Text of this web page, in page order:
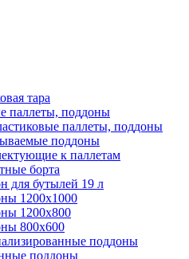
тара
паллеты, поддоны
паллеты, поддоны
поддоны
к паллетам
борта
для бутылей 19 л
1200х1000
1200х800
800х600
поддоны
поддоны